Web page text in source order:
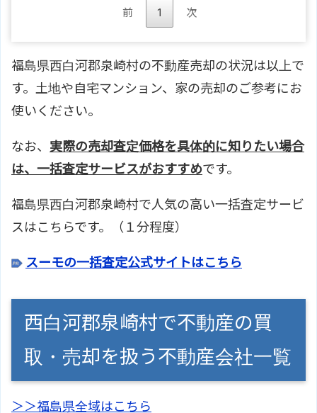
前 1 次
福島県西白河郡泉崎村の不動産売却の状況は以上で
す。土地や自宅マンション、家の売却のご参考にお
使いください。
なお、 実際の売却査定価格を具体的に知りたい場合
は、一括査定サービスがおすすめです。
福島県西白河郡泉崎村で人気の高い一括査定サービ
スはこちらです。（１分程度）
スーモの一括査定公式サイトはこちら
西白河郡泉崎村で不動産の買
取・売却を扱う不動産会社一覧
＞＞福島県全域はこちら